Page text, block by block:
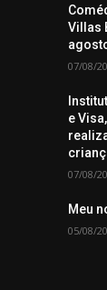
Villas
07/08/
e
07/08/
Meu
05/08/